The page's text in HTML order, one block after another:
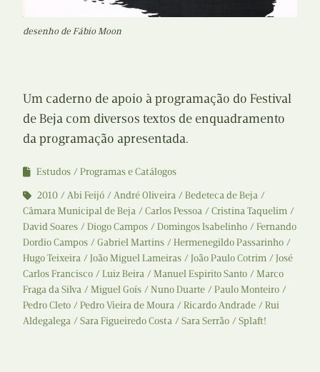
desenho de Fábio Moon
Um caderno de apoio à programação do Festival
de Beja com diversos textos de enquadramento
da programação apresentada.
Estudos
Programas e Catálogos
2010
Abi Feijó André Oliveira
Bedeteca de Beja
Câmara Municipal de Beja
Carlos Pessoa
Cristina Taquelim
David Soares
Diogo Campos Domingos Isabelinho
Fernando
Dordio Campos
Gabriel Martins
Hermenegildo Passarinho
Hugo Teixeira
João Miguel Lameiras João Paulo Cotrim
José
Carlos Francisco
Luiz Beira Manuel Espirito Santo
Marco
Fraga da Silva
Miguel Goís Nuno Duarte
Paulo Monteiro
Pedro Cleto
Pedro Vieira de Moura Ricardo Andrade
Rui
Aldegalega
Sara Figueiredo Costa Sara Serrão Splaft!